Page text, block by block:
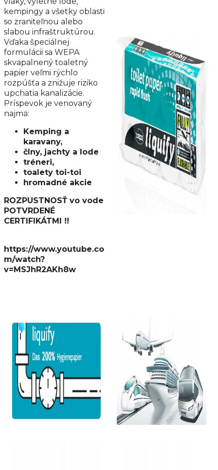
kempingy a všetky oblasti
so zraniteľnou alebo
slabou infraštruktúrou.
Vďaka špeciálnej
formulácii sa WEPA
skvapalnený toaletný
papier veľmi rýchlo
rozpúšťa a znižuje riziko
upchatia kanalizácie.
Príspevok je venovaný
najmä:
Kemping a
karavany,
člny, jachty a lode
tréneri,
toalety toi-toi
hromadné akcie
ROZPUSTNOSŤ vo vode
POTVRDENÉ
CERTIFIKÁTMI !!
https://www.youtube.co
m/watch?
v=MSJhR2AKh8w